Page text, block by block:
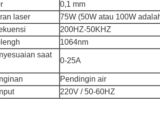
0,1 mm
laser
75W (50W atau 100W
200HZ-50KHZ
1064nm
saat
0-25A
Pendingin air
220V / 50-60HZ